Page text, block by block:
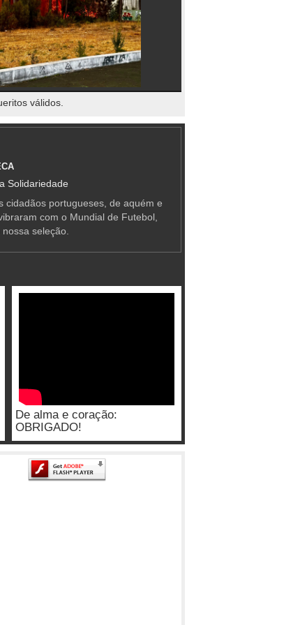
válidos.
Solidariedade
cidadãos portugueses, de aquém e
com o Mundial de Futebol,
seleção.
De alma e coração:
OBRIGADO!